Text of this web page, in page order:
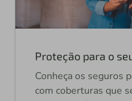
Proteção para o
Conheça os seguros
com coberturas que